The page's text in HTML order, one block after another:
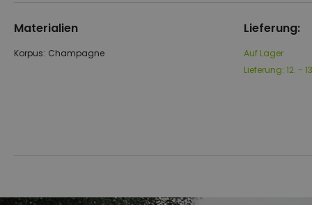
Materialien
Korpus: Champagne
Lieferung:
Auf Lager
Lieferung: 12. -